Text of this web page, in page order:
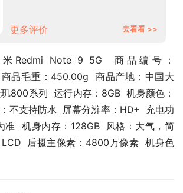
更多评价
去看看 >>
Redmi Note 9 5G  商品编号：
品毛重：450.00g  商品产地：中国大
800系列  运行内存：8GB  机身颜色：
不支持防水  屏幕分辨率：HD+  充电功
准  机身内存：128GB  风格：大气，简
后摄主像素：4800万像素  机身色